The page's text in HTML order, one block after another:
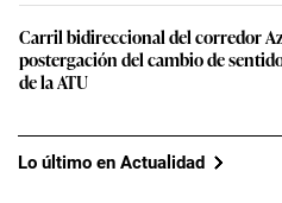
Carril bidireccional del corredor
postergación del cambio de
de la ATU
Lo último en Actualidad